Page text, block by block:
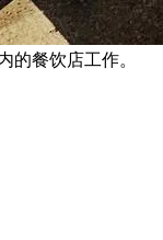
的餐饮店工作。